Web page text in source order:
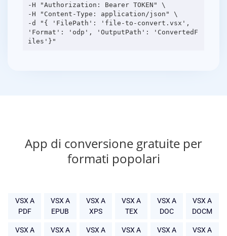
-H "Authorization: Bearer TOKEN" \
-H "Content-Type: application/json" \
-d "{ 'FilePath': 'file-to-convert.vsx',
'Format': 'odp', 'OutputPath': 'ConvertedF
App di conversione gratuite per
formati popolari
VSX A
PDF
VSX A
EPUB
VSX A
XPS
VSX A
TEX
VSX A
DOC
VSX A
DOCM
VSX A
VSX A
VSX A
VSX A
VSX A
VSX A